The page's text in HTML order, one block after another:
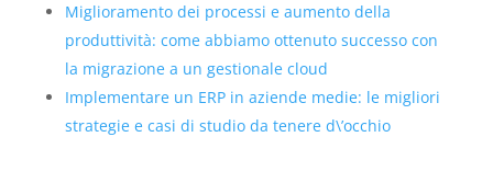
Miglioramento dei processi e aumento della
produttività: come abbiamo ottenuto successo con
la migrazione a un gestionale cloud
Implementare un ERP in aziende medie: le migliori
strategie e casi di studio da tenere d\’occhio